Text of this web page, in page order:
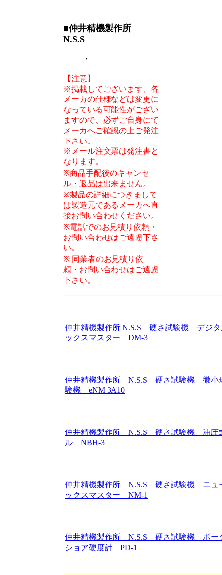
■仲井精機製作所
N.S.S
・
【注意】
※掲載してございます、各
メーカの仕様などは変更に
なっている可能性がござい
ますので、必ずご自身にて
メーカへご確認の上ご発注
下さい。
※メール注文票は発注書と
なります。
※商品手配後のキャンセ
ル・返品は出来ません。
※製品の詳細につきまして
は製造元であるメーカへ直
接お問い合わせください。
※電話でのお見積り依頼・
お問い合わせはご遠慮下さ
い。
※ 同業者のお見積り依
頼・お問い合わせはご遠慮
下さい。
仲井精機製作所 N.S.S 硬さ試験機 デジタ
ックスマスター DM-3
仲井精機製作所 N.S.S 硬さ試験機 微小
験機 eNM 3A10
仲井精機製作所 N.S.S 硬さ試験機 油圧
ル NBH‐3
仲井精機製作所 N.S.S 硬さ試験機 ニュ
ックスマスター NM-1
仲井精機製作所 N.S.S 硬さ試験機 ポ
ショア硬度計 PD-1